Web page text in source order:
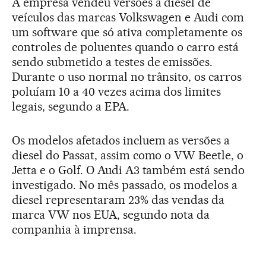
veículos das marcas Volkswagen e Audi com
um software que só ativa completamente os
controles de poluentes quando o carro está
sendo submetido a testes de emissões.
Durante o uso normal no trânsito, os carros
poluíam 10 a 40 vezes acima dos limites
legais, segundo a EPA.
Os modelos afetados incluem as versões a
diesel do Passat, assim como o VW Beetle, o
Jetta e o Golf. O Audi A3 também está sendo
investigado. No mês passado, os modelos a
diesel representaram 23% das vendas da
marca VW nos EUA, segundo nota da
companhia à imprensa.